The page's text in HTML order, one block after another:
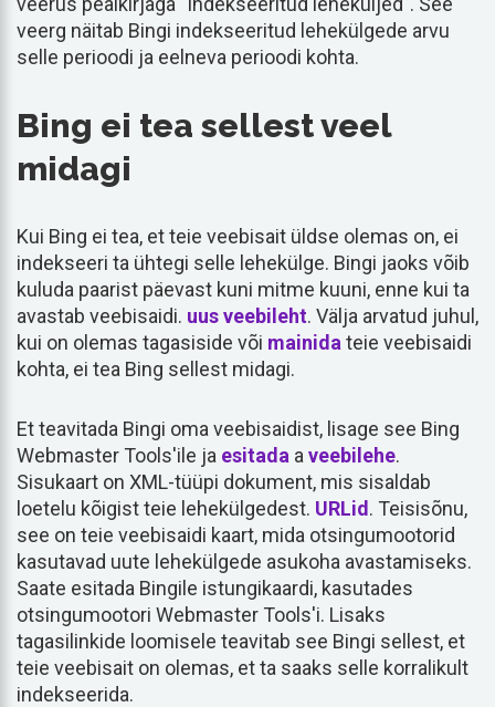
veerg näitab Bingi indekseeritud lehekülgede arvu
selle perioodi ja eelneva perioodi kohta.
Bing ei tea sellest veel
midagi
Kui Bing ei tea, et teie veebisait üldse olemas on, ei
indekseeri ta ühtegi selle lehekülge. Bingi jaoks võib
kuluda paarist päevast kuni mitme kuuni, enne kui ta
avastab veebisaidi. uus veebileht. Välja arvatud juhul,
kui on olemas tagasiside või mainida teie veebisaidi
kohta, ei tea Bing sellest midagi.
Et teavitada Bingi oma veebisaidist, lisage see Bing
Webmaster Tools'ile ja esitada a veebilehe.
Sisukaart on XML-tüüpi dokument, mis sisaldab
loetelu kõigist teie lehekülgedest. URLid . Teisisõnu,
see on teie veebisaidi kaart, mida otsingumootorid
kasutavad uute lehekülgede asukoha avastamiseks.
Saate esitada Bingile istungikaardi, kasutades
otsingumootori Webmaster Tools'i. Lisaks
tagasilinkide loomisele teavitab see Bingi sellest, et
teie veebisait on olemas, et ta saaks selle korralikult
indekseerida.